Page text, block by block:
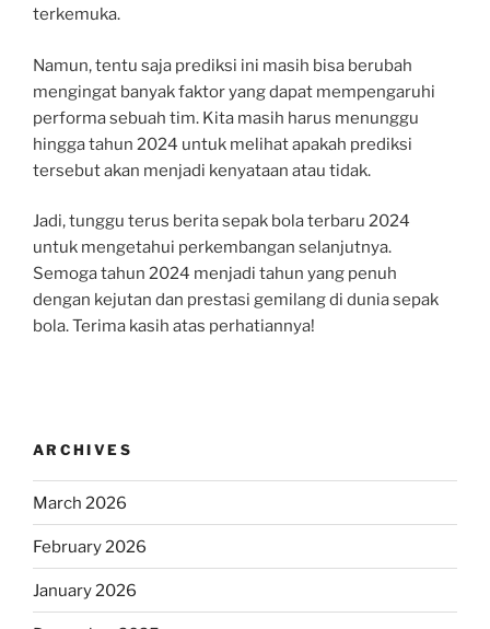
terkemuka.
Namun, tentu saja prediksi ini masih bisa berubah
mengingat banyak faktor yang dapat mempengaruhi
performa sebuah tim. Kita masih harus menunggu
hingga tahun 2024 untuk melihat apakah prediksi
tersebut akan menjadi kenyataan atau tidak.
Jadi, tunggu terus berita sepak bola terbaru 2024
untuk mengetahui perkembangan selanjutnya.
Semoga tahun 2024 menjadi tahun yang penuh
dengan kejutan dan prestasi gemilang di dunia sepak
bola. Terima kasih atas perhatiannya!
ARCHIVES
March 2026
February 2026
January 2026